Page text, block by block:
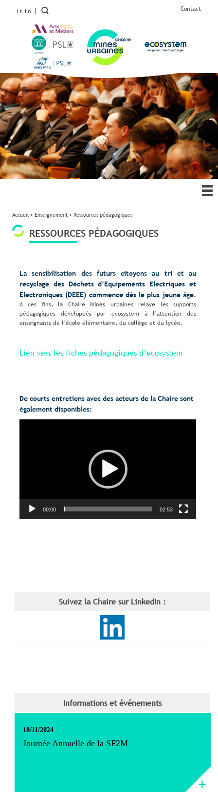
Fr En | Contact
Accueil> Enseignement> Ressources pédagogiques
RESSOURCES PÉDAGOGIQUES
La sensibilisation des futurs citoyens au tri et au
recyclage des Déchets d’Equipements Electriques et
Electroniques (DEEE) commence dès le plus jeune âge.
A ces fins, la Chaire Mines urbaines relaye les supports
pédagogiques développés par ecosystem à l’attention des
enseignants de l’école élémentaire, du collège et du lycée.
Lien vers les fiches pédagogiques d’ecosystem
De courts entretiens avec des acteurs de la Chaire sont
également disponibles:
00:00 02:53
Suivez la Chaire sur LinkedIn :
Informations et événements
18/11/2024
Journée Annuelle de la SF2M